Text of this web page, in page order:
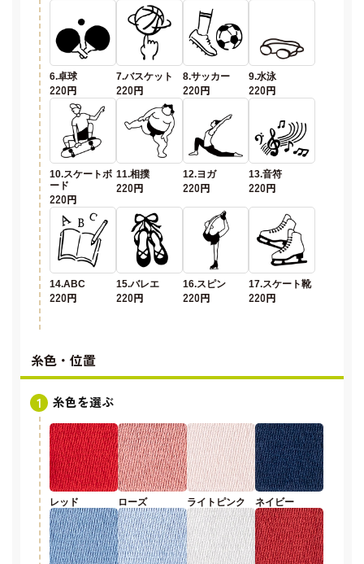
6.卓球
220円
7.バスケット
220円
8.サッカー
220円
9.水泳
220円
10.スケートボ
ード
220円
11.相撲
220円
12.ヨガ
220円
13.音符
220円
14.ABC
220円
15.バレエ
220円
16.スピン
220円
17.スケート靴
220円
糸色・位置
糸色を選ぶ
レッド ローズ ライトピンク ネイビー